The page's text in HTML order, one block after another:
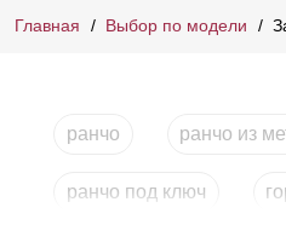
Главная Выбор по модели
ранчо ранчо из
ранчо под ключ